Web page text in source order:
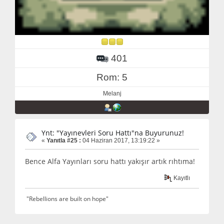
401
Rom: 5
Melanj
Ynt: "Yayınevleri Soru Hattı"na Buyurunuz!
« Yanıtla #25 : 04 Haziran 2017, 13:19:22 »
Bence Alfa Yayınları soru hattı yakışır artık rıhtıma!
Kayıtlı
"Rebellions are built on hope"